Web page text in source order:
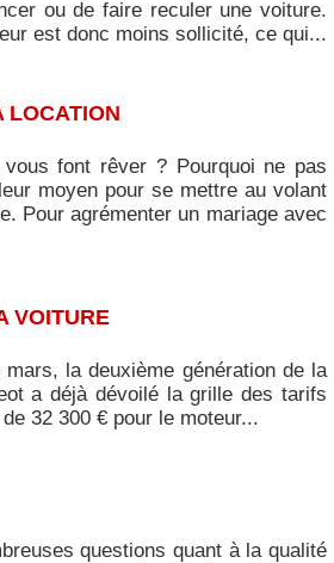
ou de faire reculer une voiture.
est donc moins sollicité, ce qui...
LOCATION
font rêver ? Pourquoi ne pas
moyen pour se mettre au volant
Pour agrémenter un mariage avec
VOITURE
la deuxième génération de la
a déjà dévoilé la grille des tarifs
32 300 € pour le moteur...
questions quant à la qualité